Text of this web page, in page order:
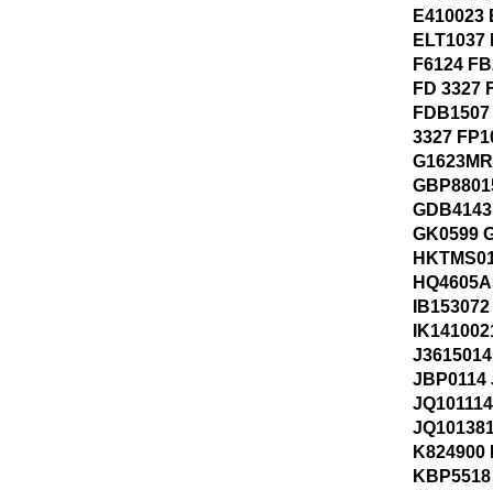
E410023
ELT1037
F6124
FD 3327
3327
GK0599
JBP0114
K824900